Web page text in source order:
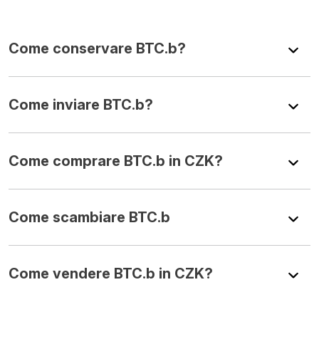
Come conservare BTC.b?
Come inviare BTC.b?
Come comprare BTC.b in CZK?
Come scambiare BTC.b
Come vendere BTC.b in CZK?